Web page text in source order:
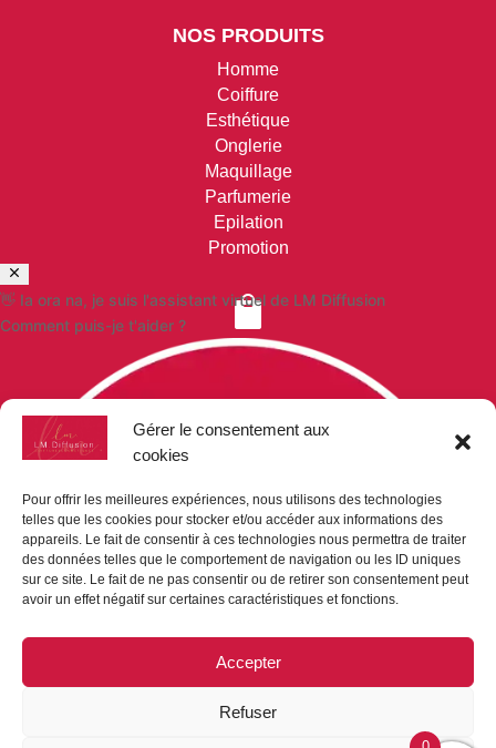
Gérer le consentement aux
cookies
Pour offrir les meilleures expériences, nous utilisons des technologies
telles que les cookies pour stocker et/ou accéder aux informations des
appareils. Le fait de consentir à ces technologies nous permettra de traiter
des données telles que le comportement de navigation ou les ID uniques
sur ce site. Le fait de ne pas consentir ou de retirer son consentement peut
avoir un effet négatif sur certaines caractéristiques et fonctions.
Accepter
Refuser
NOS PRODUITS
Homme
Coiffure
Esthétique
Onglerie
Maquillage
Parfumerie
Epilation
Promotion

VOS COMMANDES
Mon compte

NOUS CONTACTER
LM-DIFFUSION
Bp 9019
98716 Pirae
Tel : (+689) 40 42 87 86
👋 Ia ora na, je suis l'assistant virtuel de LM Diffusion
Comment puis-je t'aider ?